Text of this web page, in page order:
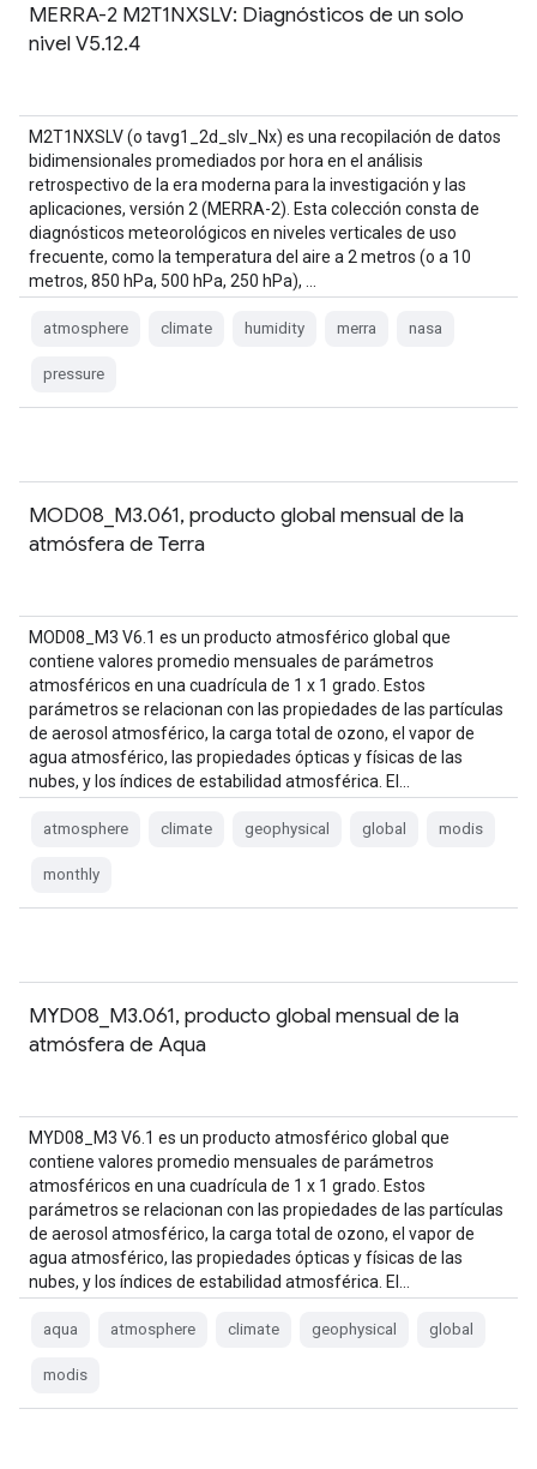
MERRA-2 M2T1NXSLV: Diagnósticos de un solo
nivel V5.12.4
M2T1NXSLV (o tavg1_2d_slv_Nx) es una recopilación de datos
bidimensionales promediados por hora en el análisis
retrospectivo de la era moderna para la investigación y las
aplicaciones, versión 2 (MERRA-2). Esta colección consta de
diagnósticos meteorológicos en niveles verticales de uso
frecuente, como la temperatura del aire a 2 metros (o a 10
metros, 850 hPa, 500 hPa, 250 hPa), …
atmosphere climate humidity merra nasa
pressure
MOD08_M3.061, producto global mensual de la
atmósfera de Terra
MOD08_M3 V6.1 es un producto atmosférico global que
contiene valores promedio mensuales de parámetros
atmosféricos en una cuadrícula de 1 x 1 grado. Estos
parámetros se relacionan con las propiedades de las partículas
de aerosol atmosférico, la carga total de ozono, el vapor de
agua atmosférico, las propiedades ópticas y físicas de las
nubes, y los índices de estabilidad atmosférica. El…
atmosphere climate geophysical global modis
monthly
MYD08_M3.061, producto global mensual de la
atmósfera de Aqua
MYD08_M3 V6.1 es un producto atmosférico global que
contiene valores promedio mensuales de parámetros
atmosféricos en una cuadrícula de 1 x 1 grado. Estos
parámetros se relacionan con las propiedades de las partículas
de aerosol atmosférico, la carga total de ozono, el vapor de
agua atmosférico, las propiedades ópticas y físicas de las
nubes, y los índices de estabilidad atmosférica. El…
aqua atmosphere climate geophysical global
modis